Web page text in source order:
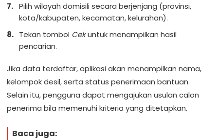
Pilih wilayah domisili secara berjenjang (provinsi,
kota/kabupaten, kecamatan, kelurahan).
Tekan tombol Cekuntuk menampilkan hasil
pencarian.
Jika data terdaftar, aplikasi akan menampilkan nama,
kelompok desil, serta status penerimaan bantuan.
Selain itu, pengguna dapat mengajukan usulan calon
penerima bila memenuhi kriteria yang ditetapkan.
Baca juga: